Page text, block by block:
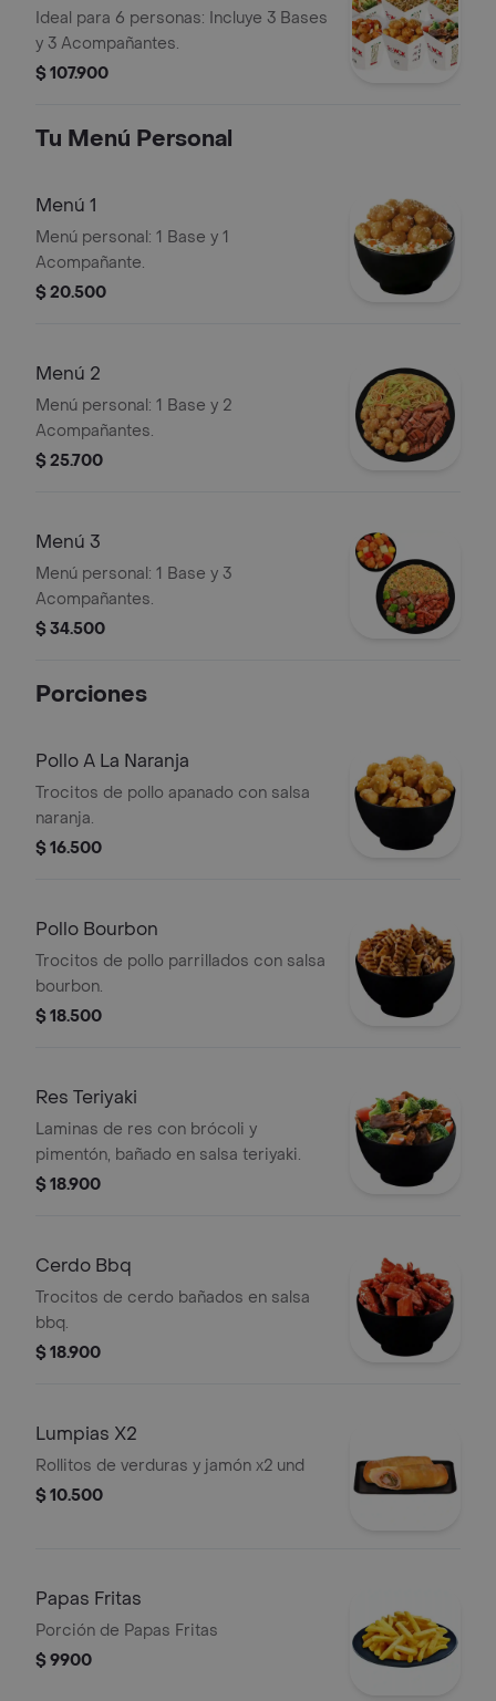
Ideal para 6 personas: Incluye 3 Bases
y 3 Acompañantes.
$ 107.900
Tu Menú Personal
Menú 1
Menú personal: 1 Base y 1
Acompañante.
$ 20.500
Menú 2
Menú personal: 1 Base y 2
Acompañantes.
$ 25.700
Menú 3
Menú personal: 1 Base y 3
Acompañantes.
$ 34.500
Porciones
Pollo A La Naranja
Trocitos de pollo apanado con salsa
naranja.
$ 16.500
Pollo Bourbon
Trocitos de pollo parrillados con salsa
bourbon.
$ 18.500
Res Teriyaki
Laminas de res con brócoli y
pimentón, bañado en salsa teriyaki.
$ 18.900
Cerdo Bbq
Trocitos de cerdo bañados en salsa
bbq.
$ 18.900
Lumpias X2
Rollitos de verduras y jamón x2 und
$ 10.500
Papas Fritas
Porción de Papas Fritas
$ 9900